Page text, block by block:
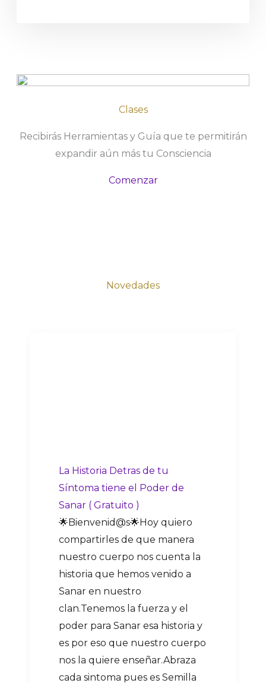
Clases
Recibirás Herramientas y Guía que te permitirán
expandir aún más tu Consciencia
Comenzar
Novedades
La Historia Detras de tu
Síntoma tiene el Poder de
Sanar ( Gratuito )
🌟Bienvenid@s🌟Hoy quiero
compartirles de que manera
nuestro cuerpo nos cuenta la
historia que hemos venido a
Sanar en nuestro
clan.Tenemos la fuerza y el
poder para Sanar esa historia y
es por eso que nuestro cuerpo
nos la quiere enseñar.Abraza
cada sintoma pues es Semilla